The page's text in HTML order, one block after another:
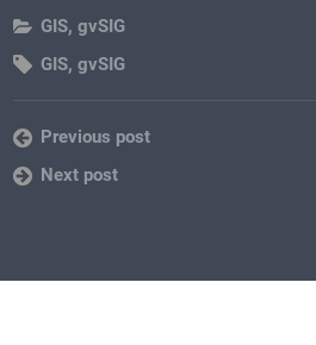
GIS,gvSIG
GIS,gvSIG
Previous post
Next post